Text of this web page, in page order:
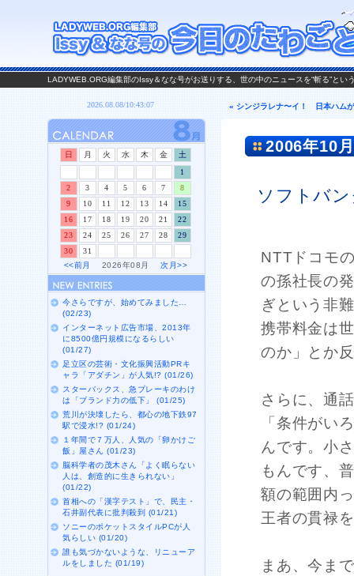
LADYWEB.ORG編集部のIssy＆なな号がお送りする、世の中のニュースを“斬る”と
« シンジラレナ〜イ！ 日本ハム
2006年10
ソフトバ
NTTドコモ
の孫社長の
ぎという非
携帯料金は
のか」とか
さらに、通
「条件がい
んです。小
もんです、
額の範囲内
王者の貫禄
まあ、今ま
日 月 火 水 木 金
土
1
2
3 4 5 6 7
8
9
10 11 12 13 14
15
16
17 18 19 20 21
22
23
24 25 26 27 28
29
30
31
<<前月
2026年08月次月>>
今さらですが、始めてみました…
(02/23)
インターネット広告市場、2013年
に8500億円規模になるらしい
(01/27)
足立区の芸術・文化振興活動PRキ
ャラ「アダチン」が人気!? (01/26)
スターバックス、急ブレーキのわけ
は「ブランド力の低下」 (01/25)
荒川が決壊したら、都心の地下鉄97
駅で浸水!? (01/24)
１年間で７万人、人気の「卵かけご
飯」屋さん (01/23)
脳科学者の茂木さん「よく眠らない
人は、創造的に生きられない」
(01/22)
首相への「漢字テスト」で、民主・
石井副代表に批判殺到 (01/21)
ソニーのポケットスタイルPCが人
気らしい (01/20)
誰も気づかないような、リニューア
ルをしました (01/19)